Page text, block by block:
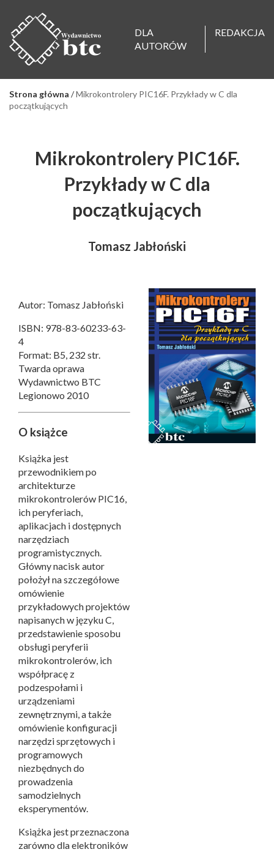
DLA
AUTORÓW
REDAKCJA
Strona główna /Mikrokontrolery PIC16F. Przykłady w C dla
początkujących
Mikrokontrolery PIC16F.
Przykłady w C dla
początkujących
Tomasz Jabłoński
Autor: Tomasz Jabłoński
ISBN: 978-83-60233-63-
4
Format: B5, 232 str.
Twarda oprawa
Wydawnictwo BTC
Legionowo 2010
O książce
Książka jest
przewodnikiem po
architekturze
mikrokontrolerów PIC16,
ich peryferiach,
aplikacjach i dostępnych
narzędziach
programistycznych.
Główny nacisk autor
położył na szczegółowe
omówienie
przykładowych projektów
napisanych w języku C,
przedstawienie sposobu
obsługi peryferii
mikrokontrolerów, ich
współpracę z
podzespołami i
urządzeniami
zewnętrznymi, a także
omówienie konfiguracji
narzędzi sprzętowych i
programowych
niezbędnych do
prowadzenia
samodzielnych
eksperymentów.
Książka jest przeznaczona
zarówno dla elektroników